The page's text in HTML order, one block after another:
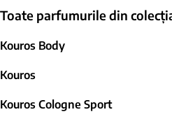
Toate parfumurile din
Kouros Body
Kouros
Kouros Cologne Sport